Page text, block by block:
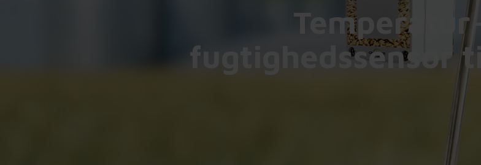
Temperatur-
fugtighedssensor